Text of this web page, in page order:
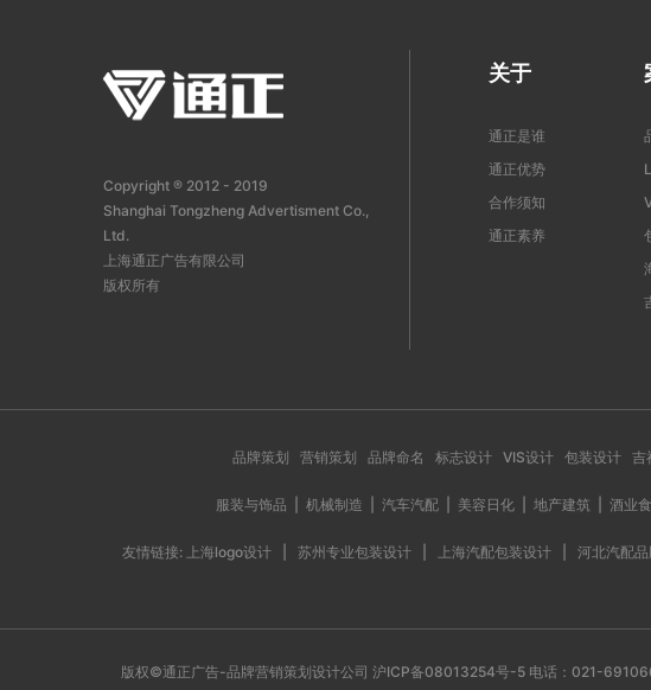
Copyright ® 2012 - 2019
Shanghai Tongzheng Advertisment Co.,
Ltd.
上海通正广告有限公司
版权所有
关于
通正是谁
通正优势
合作须知
通正素养
品牌策划 营销策划 品牌命名 标志设计 VIS设计 包装设计 吉
服装与饰品 机械制造 汽车汽配 美容日化 地产建筑 酒业
友情链接: 上海logo设计 苏州专业包装设计 上海汽配包装设计 河北汽配
版权©通正广告-品牌营销策划设计公司 沪ICP备08013254号-5 电话：021-